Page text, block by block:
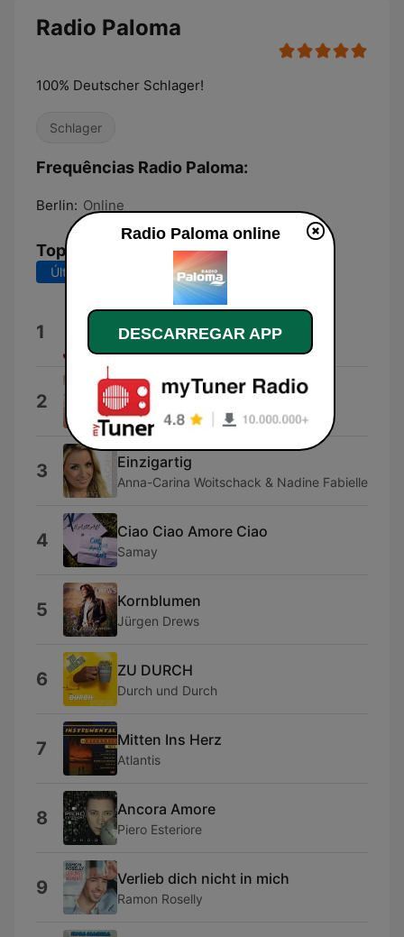
Radio Paloma
100% Deutscher Schlager!
Schlager
Frequências Radio Paloma:
Berlin: Online
Top Músicas
Últimos 7 dias Últimos 30 dias
1 Kerstin Ott
2 Liebe oder Wahnsinn
Nordwand
3 Einzigartig
Anna-Carina Woitschack & Nadine Fabielle
4 Ciao Ciao Amore Ciao
Samay
5 Kornblumen
Jürgen Drews
6 ZU DURCH
Durch und Durch
7 Mitten Ins Herz
Atlantis
8 Ancora Amore
Piero Esteriore
9 Verlieb dich nicht in mich
Ramon Roselly
Radio Paloma online
DESCARREGAR APP